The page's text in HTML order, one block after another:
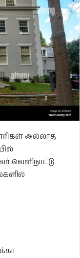
அல்லாத
வெளிநாட்டு